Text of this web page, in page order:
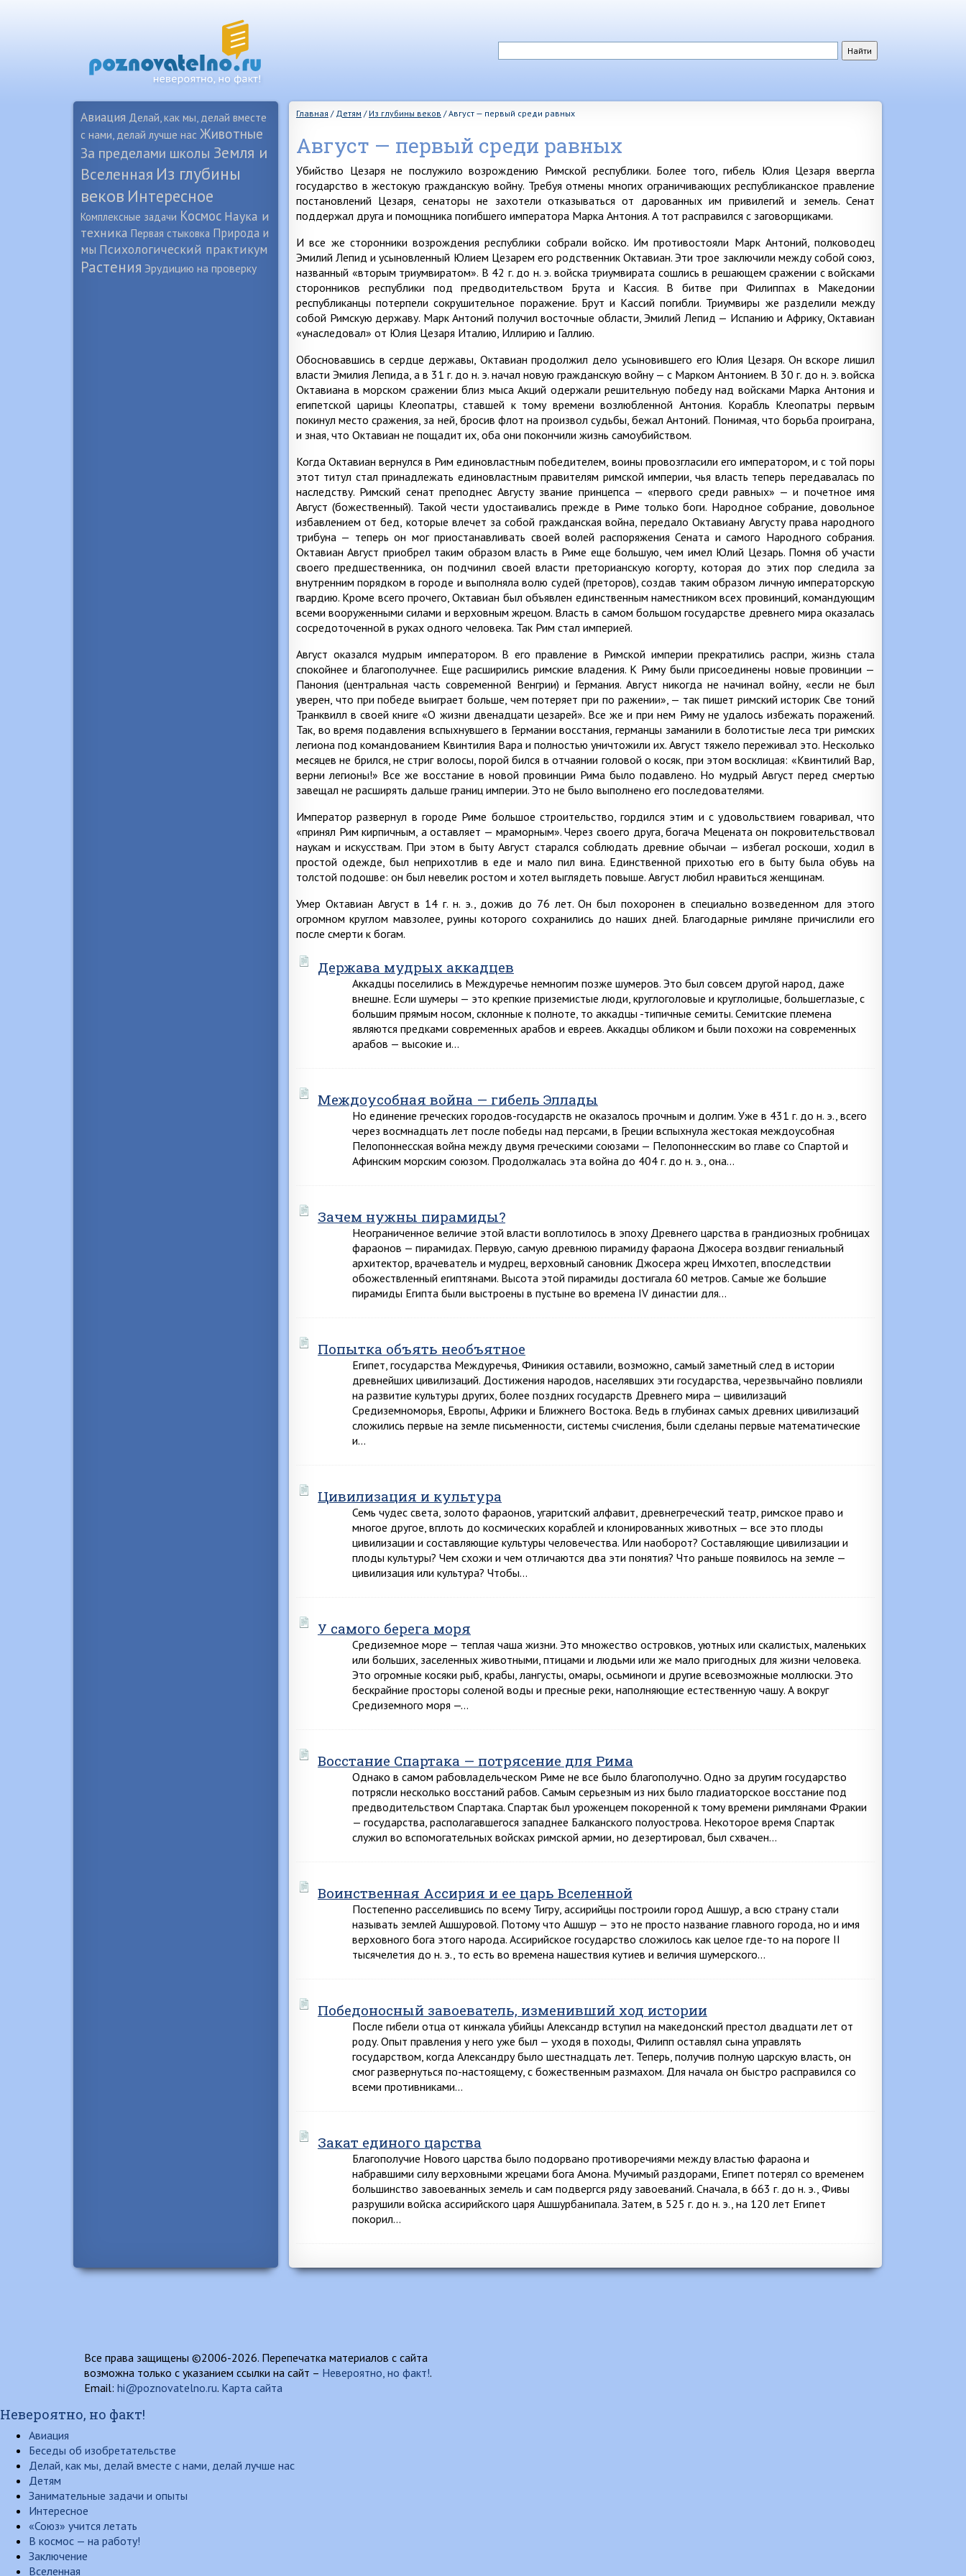
Авиация Делай, как мы, делай вместе
с нами, делай лучше нас Животные
За пределами школы Земля и
Вселенная Из глубины
веков Интересное
Комплексные задачи Космос Наука и
техника Первая стыковка Природа и
мы Психологический практикум
Растения Эрудицию на проверку
Главная / Детям / Из глубины веков /Август — первый среди равных
Август — первый среди равных
Убийство Цезаря не послужило возрождению Римской республики. Более того, гибель Юлия Цезаря ввергла
государство в жестокую гражданскую войну. Требуя отмены многих ограничивающих республиканское правление
постановлений Цезаря, сенаторы не захотели отказываться от дарованных им привилегий и земель. Сенат
поддержал друга и помощника погибшего императора Марка Антония. А тот расправился с заговорщиками.
И все же сторонники возрождения республики собрали войско. Им противостояли Марк Антоний, полководец
Эмилий Лепид и усыновленный Юлием Цезарем его родственник Октавиан. Эти трое заключили между собой союз,
названный «вторым триумвиратом». В 42 г. до н. э. войска триумвирата сошлись в решающем сражении с войсками
сторонников республики под предводительством Брута и Кассия. В битве при Филиппах в Македонии
республиканцы потерпели сокрушительное поражение. Брут и Кассий погибли. Триумвиры же разделили между
собой Римскую державу. Марк Антоний получил восточные области, Эмилий Лепид — Испанию и Африку, Октавиан
«унаследовал» от Юлия Цезаря Италию, Иллирию и Галлию.
Обосновавшись в сердце державы, Октавиан продолжил дело усыновившего его Юлия Цезаря. Он вскоре лишил
власти Эмилия Лепида, а в 31 г. до н. э. начал новую гражданскую войну — с Марком Антонием. В 30 г. до н. э. войска
Октавиана в морском сражении близ мыса Акций одержали решительную победу над войсками Марка Антония и
египетской царицы Клеопатры, ставшей к тому времени возлюбленной Антония. Корабль Клеопатры первым
покинул место сражения, за ней, бросив флот на произвол судьбы, бежал Антоний. Понимая, что борьба проиграна,
и зная, что Октавиан не пощадит их, оба они покончили жизнь самоубийством.
Когда Октавиан вернулся в Рим единовластным победителем, воины провозгласили его императором, и с той поры
этот титул стал принадлежать единовластным правителям римской империи, чья власть теперь передавалась по
наследству. Римский сенат преподнес Августу звание принцепса — «первого среди равных» — и почетное имя
Август (божественный). Такой чести удостаивались прежде в Риме только боги. Народное собрание, довольное
избавлением от бед, которые влечет за собой гражданская война, передало Октавиану Августу права народного
трибуна — теперь он мог приостанавливать своей волей распоряжения Сената и самого Народного собрания.
Октавиан Август приобрел таким образом власть в Риме еще большую, чем имел Юлий Цезарь. Помня об участи
своего предшественника, он подчинил своей власти преторианскую когорту, которая до этих пор следила за
внутренним порядком в городе и выполняла волю судей (преторов), создав таким образом личную императорскую
гвардию. Кроме всего прочего, Октавиан был объявлен единственным наместником всех провинций, командующим
всеми вооруженными силами и верховным жрецом. Власть в самом большом государстве древнего мира оказалась
сосредоточенной в руках одного человека. Так Рим стал империей.
Август оказался мудрым императором. В его правление в Римской империи прекратились распри, жизнь стала
спокойнее и благополучнее. Еще расширились римские владения. К Риму были присоединены новые провинции —
Панония (центральная часть современной Венгрии) и Германия. Август никогда не начинал войну, «если не был
уверен, что при победе выиграет больше, чем потеряет при по ражении», — так пишет римский историк Све тоний
Транквилл в своей книге «О жизни двенадцати цезарей». Все же и при нем Риму не удалось избежать поражений.
Так, во время подавления вспыхнувшего в Германии восстания, германцы заманили в болотистые леса три римских
легиона под командованием Квинтилия Вара и полностью уничтожили их. Август тяжело переживал это. Несколько
месяцев не брился, не стриг волосы, порой бился в отчаянии головой о косяк, при этом восклицая: «Квинтилий Вар,
верни легионы!» Все же восстание в новой провинции Рима было подавлено. Но мудрый Август перед смертью
завещал не расширять дальше границ империи. Это не было выполнено его последователями.
Император развернул в городе Риме большое строительство, гордился этим и с удовольствием говаривал, что
«принял Рим кирпичным, а оставляет — мраморным». Через своего друга, богача Мецената он покровительствовал
наукам и искусствам. При этом в быту Август старался соблюдать древние обычаи — избегал роскоши, ходил в
простой одежде, был неприхотлив в еде и мало пил вина. Единственной прихотью его в быту была обувь на
толстой подошве: он был невелик ростом и хотел выглядеть повыше. Август любил нравиться женщинам.
Умер Октавиан Август в 14 г. н. э., дожив до 76 лет. Он был похоронен в специально возведенном для этого
огромном круглом мавзолее, руины которого сохранились до наших дней. Благодарные римляне причислили его
после смерти к богам.
Держава мудрых аккадцев
Аккадцы поселились в Междуречье немногим позже шумеров. Это был совсем другой народ, даже
внешне. Если шумеры — это крепкие приземистые люди, круглоголовые и круглолицые, большеглазые, с
большим прямым носом, склонные к полноте, то аккадцы -типичные семиты. Семитские племена
являются предками современных арабов и евреев. Аккадцы обликом и были похожи на современных
арабов — высокие и…
Междоусобная война — гибель Эллады
Но единение греческих городов-государств не оказалось прочным и долгим. Уже в 431 г. до н. э., всего
через восмнадцать лет после победы над персами, в Греции вспыхнула жестокая междоусобная
Пелопоннесская война между двумя греческими союзами — Пелопоннесским во главе со Спартой и
Афинским морским союзом. Продолжалась эта война до 404 г. до н. э., она…
Зачем нужны пирамиды?
Неограниченное величие этой власти воплотилось в эпоху Древнего царства в грандиозных гробницах
фараонов — пирамидах. Первую, самую древнюю пирамиду фараона Джосера воздвиг гениальный
архитектор, врачеватель и мудрец, верховный сановник Джосера жрец Имхотеп, впоследствии
обожествленный египтянами. Высота этой пирамиды достигала 60 метров. Самые же большие
пирамиды Египта были выстроены в пустыне во времена IV династии для…
Попытка объять необъятное
Египет, государства Междуречья, Финикия оставили, возможно, самый заметный след в истории
древнейших цивилизаций. Достижения народов, населявших эти государства, черезвычайно повлияли
на развитие культуры других, более поздних государств Древнего мира — цивилизаций
Средиземноморья, Европы, Африки и Ближнего Востока. Ведь в глубинах самых древних цивилизаций
сложились первые на земле письменности, системы счисления, были сделаны первые математические
и…
Цивилизация и культура
Семь чудес света, золото фараонов, угаритский алфавит, древнегреческий театр, римское право и
многое другое, вплоть до космических кораблей и клонированных животных — все это плоды
цивилизации и составляющие культуры человечества. Или наоборот? Составляющие цивилизации и
плоды культуры? Чем схожи и чем отличаются два эти понятия? Что раньше появилось на земле —
цивилизация или культура? Чтобы…
У самого берега моря
Средиземное море — теплая чаша жизни. Это множество островков, уютных или скалистых, маленьких
или больших, заселенных животными, птицами и людьми или же мало пригодных для жизни человека.
Это огромные косяки рыб, крабы, лангусты, омары, осьминоги и другие всевозможные моллюски. Это
бескрайние просторы соленой воды и пресные реки, наполняющие естественную чашу. А вокруг
Средиземного моря —…
Восстание Спартака — потрясение для Рима
Однако в самом рабовладельческом Риме не все было благополучно. Одно за другим государство
потрясли несколько восстаний рабов. Самым серьезным из них было гладиаторское восстание под
предводительством Спартака. Спартак был уроженцем покоренной к тому времени римлянами Фракии
— государства, располагавшегося западнее Балканского полуострова. Некоторое время Спартак
служил во вспомогательных войсках римской армии, но дезертировал, был схвачен…
Воинственная Ассирия и ее царь Вселенной
Постепенно расселившись по всему Тигру, ассирийцы построили город Ашшур, а всю страну стали
называть землей Ашшуровой. Потому что Ашшур — это не просто название главного города, но и имя
верховного бога этого народа. Ассирийское государство сложилось как целое где-то на пороге II
тысячелетия до н. э., то есть во времена нашествия кутиев и величия шумерского…
Победоносный завоеватель, изменивший ход истории
После гибели отца от кинжала убийцы Александр вступил на македонский престол двадцати лет от
роду. Опыт правления у него уже был — уходя в походы, Филипп оставлял сына управлять
государством, когда Александру было шестнадцать лет. Теперь, получив полную царскую власть, он
смог развернуться по-настоящему, с божественным размахом. Для начала он быстро расправился со
всеми противниками…
Закат единого царства
Благополучие Нового царства было подорвано противоречиями между властью фараона и
набравшими силу верховными жрецами бога Амона. Мучимый раздорами, Египет потерял со временем
большинство завоеванных земель и сам подвергся ряду завоеваний. Сначала, в 663 г. до н. э., Фивы
разрушили войска ассирийского царя Ашшурбанипала. Затем, в 525 г. до н. э., на 120 лет Египет
покорил…
Все права защищены ©2006-2026. Перепечатка материалов с сайта
возможна только с указанием ссылки на сайт – Невероятно, но факт!.
Email: hi@poznovatelno.ru. Карта сайта
Невероятно, но факт!
Авиация
Беседы об изобретательстве
Делай, как мы, делай вместе с нами, делай лучше нас
Детям
Занимательные задачи и опыты
Интересное
«Союз» учится летать
В космос — на работу!
Заключение
Вселенная